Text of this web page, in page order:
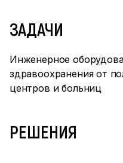
ЗАДАЧИ
Инженерное
здравоохранения от
центров и больниц
РЕШЕНИЯ